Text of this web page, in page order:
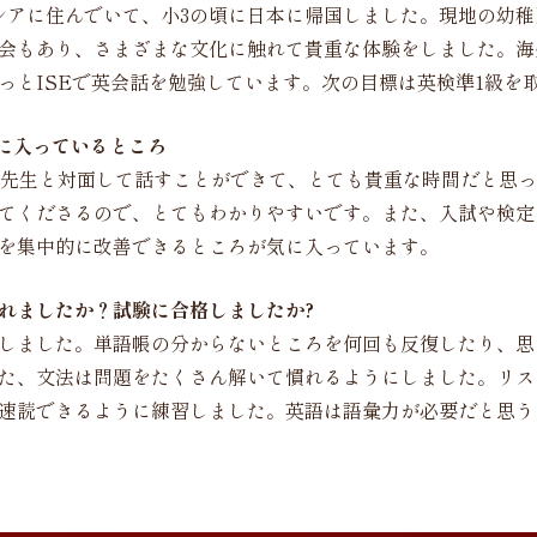
に住んでいて、小3の頃に日本に帰国しました。現地の幼
もあり、さまざまな文化に触れて貴重な体験をしました。
とISEで英会話を勉強しています。次の目標は英検準1級を
入っているところ
生と対面して話すことができて、とても貴重な時間だと思
くださるので、とてもわかりやすいです。また、入試や検
集中的に改善できるところが気に入っています。
ましたか？試験に合格しましたか?
ました。単語帳の分からないところを何回も反復したり、
、文法は問題をたくさん解いて慣れるようにしました。リ
読できるように練習しました。英語は語彙力が必要だと思